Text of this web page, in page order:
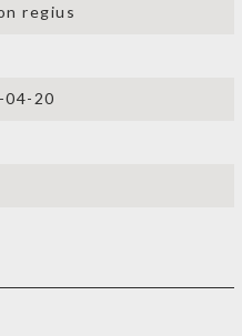
regius
04-20